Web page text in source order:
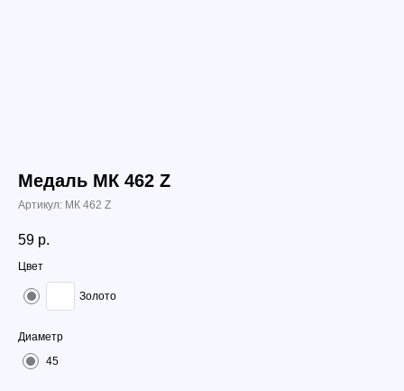
Медаль МК 462 Z
Артикул: МК 462 Z
59 р.
Цвет
Золото
Диаметр
45